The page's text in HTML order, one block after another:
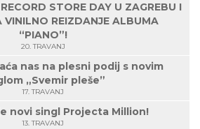
STORE DAY U ZAGREBU I
VINILNO REIZDANJE ALBUMA
“PIANO”!
20. TRAVANJ
nas na plesni podij s novim
„Svemir pleše”
17. TRAVANJ
novi singl Projecta Million!
13. TRAVANJ